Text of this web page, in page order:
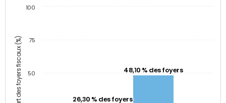
Part des foyers fiscaux (%) 26,30 % des foyers
48,10 % des foyers
50
75
100